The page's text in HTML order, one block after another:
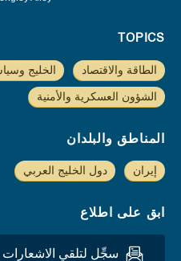
TOPICS
الطاقة والاقتصاد الخليج
الشؤون العسكرية والأمنية
المناطق والبلدان
إيران دول الخليج العربي
ابق على اطلاع
سجِّل لتلقي الاشعارات